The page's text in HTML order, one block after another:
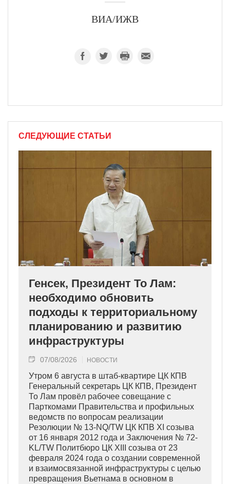
ВИА/ИЖВ
СЛЕДУЮЩИЕ СТАТЬИ
Генсек, Президент То Лам:
необходимо обновить
подходы к территориальному
планированию и развитию
инфраструктуры
07/08/2026 НОВОСТИ
Утром 6 августа в штаб-квартире ЦК КПВ
Генеральный секретарь ЦК КПВ, Президент
То Лам провёл рабочее совещание с
Парткомами Правительства и профильных
ведомств по вопросам реализации
Резолюции № 13-NQ/TW ЦК КПВ XI созыва
от 16 января 2012 года и Заключения № 72-
KL/TW Политбюро ЦК XIII созыва от 23
февраля 2024 года о создании современной
и взаимосвязанной инфраструктуры с целью
превращения Вьетнама в основном в